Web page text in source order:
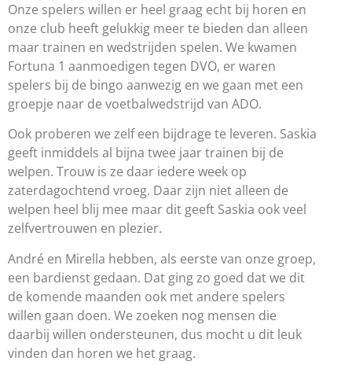
Onze spelers willen er heel graag echt bij horen en
onze club heeft gelukkig meer te bieden dan alleen
maar trainen en wedstrijden spelen. We kwamen
Fortuna 1 aanmoedigen tegen DVO, er waren
spelers bij de bingo aanwezig en we gaan met een
groepje naar de voetbalwedstrijd van ADO.
Ook proberen we zelf een bijdrage te leveren. Saskia
geeft inmiddels al bijna twee jaar trainen bij de
welpen. Trouw is ze daar iedere week op
zaterdagochtend vroeg. Daar zijn niet alleen de
welpen heel blij mee maar dit geeft Saskia ook veel
zelfvertrouwen en plezier.
André en Mirella hebben, als eerste van onze groep,
een bardienst gedaan. Dat ging zo goed dat we dit
de komende maanden ook met andere spelers
willen gaan doen. We zoeken nog mensen die
daarbij willen ondersteunen, dus mocht u dit leuk
vinden dan horen we het graag.